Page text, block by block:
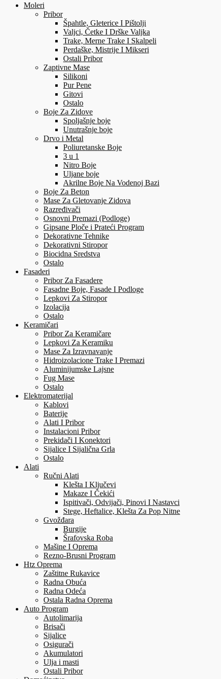
Moleri
Pribor
Špahtle, Gleterice I Pištolji
Valjci, Četke I Drške Valjka
Trake, Merne Trake I Skalpeli
Perdaške, Mistrije I Mikseri
Ostali Pribor
Zaptivne Mase
Silikoni
Pur Pene
Gitovi
Ostalo
Boje Za Zidove
Spoljašnje boje
Unutrašnje boje
Drvo i Metal
Poliuretanske Boje
3 u 1
Nitro Boje
Uljane boje
Akrilne Boje Na Vodenoj Bazi
Boje Za Beton
Mase Za Gletovanje Zidova
Razređivači
Osnovni Premazi (Podloge)
Gipsane Ploče i Prateći Program
Dekorativne Tehnike
Dekorativni Stiropor
Biocidna Sredstva
Ostalo
Fasaderi
Pribor Za Fasadere
Fasadne Boje, Fasade I Podloge
Lepkovi Za Stiropor
Izolacija
Ostalo
Keramičari
Pribor Za Keramičare
Lepkovi Za Keramiku
Mase Za Izravnavanje
Hidroizolacione Trake I Premazi
Aluminijumske Lajsne
Fug Mase
Ostalo
Elektromaterijal
Kablovi
Baterije
Alati I Pribor
Instalacioni Pribor
Prekidači I Konektori
Sijalice I Sijalična Grla
Ostalo
Alati
Ručni Alati
Klešta I Ključevi
Makaze I Čekići
Ispitivači, Odvijači, Pinovi I Nastavci
Stege, Heftalice, Klešta Za Pop Nitne
Gvožđara
Burgije
Šrafovska Roba
Mašine I Oprema
Rezno-Brusni Program
Htz Oprema
Zaštitne Rukavice
Radna Obuća
Radna Odeća
Ostala Radna Oprema
Auto Program
Autolimarija
Brisači
Sijalice
Osigurači
Akumulatori
Ulja i masti
Ostali Pribor